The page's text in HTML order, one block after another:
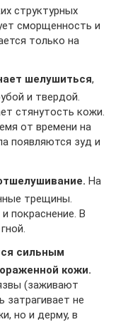
структурных
сморщенность и
только на
шелушиться,
и твердой.
стянутость кожи.
от времени на
появляются зуд и
На
трещины.
покраснение. В
сильным
кожи.
(заживают
затрагивает не
но и дерму, в